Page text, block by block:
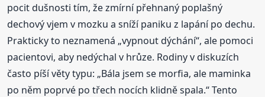
pocit dušnosti tím, že zmírní přehnaný poplašný
dechový vjem v mozku a sníží paniku z lapání po dechu.
Prakticky to neznamená „vypnout dýchání“, ale pomoci
pacientovi, aby nedýchal v hrůze. Rodiny v diskuzích
často píší věty typu: „Bála jsem se morfia, ale maminka
po něm poprvé po třech nocích klidně spala.“ Tento